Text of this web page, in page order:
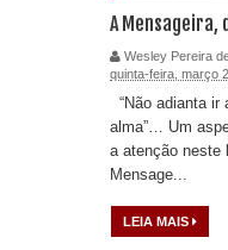
A Mensageira,
Wesley Pereira
quinta-feira, março
“Não adianta ir
alma”… Um
a atenção neste
Mensage...
LEIA MAIS